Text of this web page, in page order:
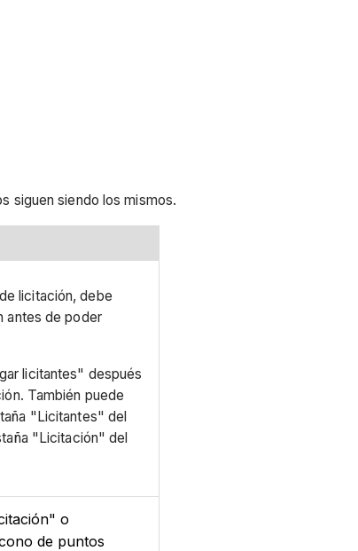
siguen siendo los mismos.
licitación, debe
antes de poder
licitantes" después
También puede
"Licitantes" del
"Licitación" del
o
de puntos